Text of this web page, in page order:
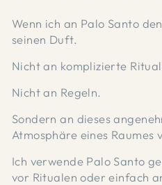
Wenn ich an Palo Santo
seinen Duft.
Nicht an komplizierte
Nicht an Regeln.
Sondern an dieses
Atmosphäre eines Raumes
Ich verwende Palo Santo
vor Ritualen oder einfach